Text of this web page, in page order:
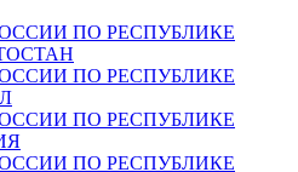
ПО РЕСПУБЛИКЕ
ПО РЕСПУБЛИКЕ
ПО РЕСПУБЛИКЕ
ПО РЕСПУБЛИКЕ